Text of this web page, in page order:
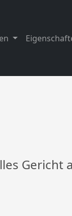
Gericht